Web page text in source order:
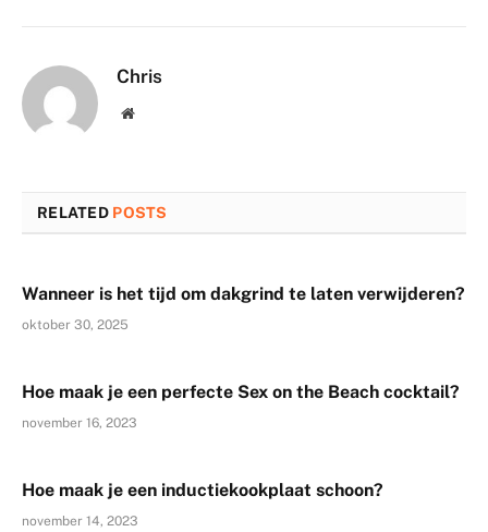
Chris
Website
RELATED POSTS
Wanneer is het tijd om dakgrind te laten verwijderen?
oktober 30, 2025
Hoe maak je een perfecte Sex on the Beach cocktail?
november 16, 2023
Hoe maak je een inductiekookplaat schoon?
november 14, 2023